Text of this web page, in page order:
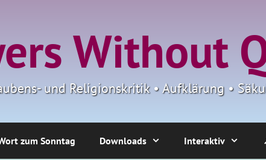
Without
und Religionskritik • Aufklärung •
zum Sonntag Downloads Interaktiv